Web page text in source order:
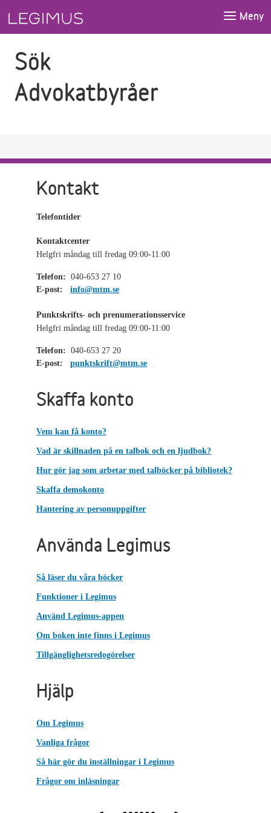
Meny
Sök
Advokatbyråer
Kontakt
Telefontider
Kontaktcenter
Helgfri måndag till fredag 09:00-11:00
Telefon: 040-653 27 10
E-post:
info@mtm.se
Punktskrifts- och prenumerationsservice
Helgfri måndag till fredag 09:00-11:00
Telefon: 040-653 27 20
E-post:
punktskrift@mtm.se
Skaffa konto
Vem kan få konto?
Vad är skillnaden på en talbok och en ljudbok?
Hur gör jag som arbetar med talböcker på bibliotek?
Skaffa demokonto
Hantering av personuppgifter
Använda Legimus
Så läser du våra böcker
Funktioner i Legimus
Använd Legimus-appen
Om boken inte finns i Legimus
Tillgänglighetsredogörelser
Hjälp
Om Legimus
Vanliga frågor
Så här gör du inställningar i Legimus
Frågor om inläsningar